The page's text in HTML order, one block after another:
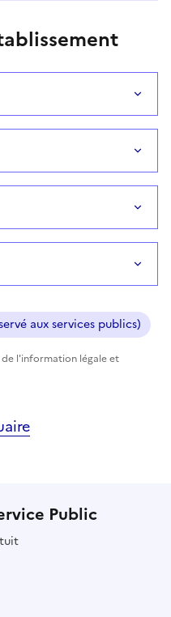
aux services publics)
l'information légale et
Public